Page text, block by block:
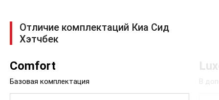
Отличие комплектаций Киа Сид
Хэтчбек
Comfort
Базовая комплектация В